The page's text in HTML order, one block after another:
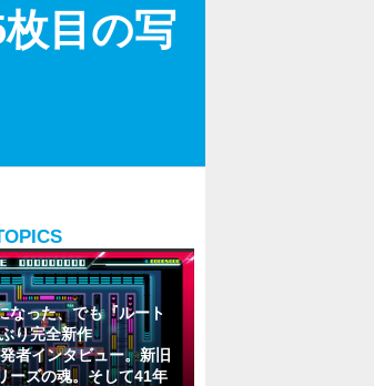
目の写
なった、でも『ルート
り完全新作
者インタビュー。新旧
ーズの魂。そして41年